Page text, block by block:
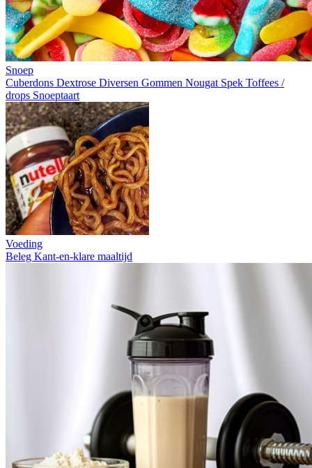
Snoep
Cuberdons Dextrose Diversen Gommen Nougat Spek Toffees /
drops Snoeptaart
Voeding
Beleg Kant-en-klare maaltijd